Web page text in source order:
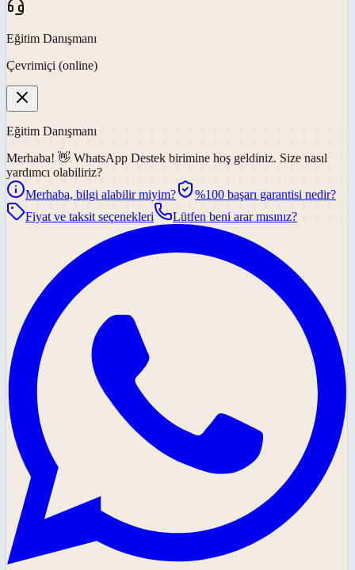
Eğitim Danışmanı
Çevrimiçi (online)
Eğitim Danışmanı
Merhaba! 👋 WhatsApp Destek birimine hoş geldiniz. Size nasıl
yardımcı olabiliriz?
Merhaba, bilgi alabilir miyim?
%100 başarı garantisi nedir?
Fiyat ve taksit seçenekleri
Lütfen beni arar mısınız?